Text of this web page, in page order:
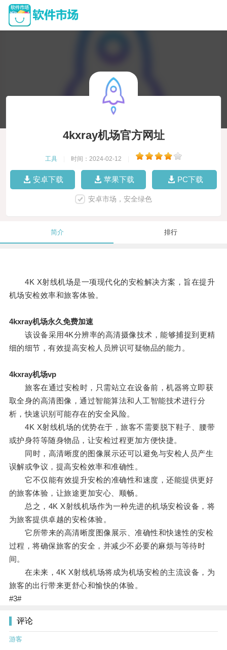
4kxray机场官方网址
工具 时间：2024-02-12
安卓下载 苹果下载 PC下载
安卓市场，安全绿色
简介 排行
4K X射线机场是一项现代化的安检解决方案，旨在提升
机场安检效率和旅客体验。
4kxray机场永久免费加速
该设备采用4K分辨率的高清摄像技术，能够捕捉到更精
细的细节，有效提高安检人员辨识可疑物品的能力。
4kxray机场vp
旅客在通过安检时，只需站立在设备前，机器将立即获
取全身的高清图像，通过智能算法和人工智能技术进行分
析，快速识别可能存在的安全风险。
4K X射线机场的优势在于，旅客不需要脱下鞋子、腰带
或护身符等随身物品，让安检过程更加方便快捷。
同时，高清晰度的图像展示还可以避免与安检人员产生
误解或争议，提高安检效率和准确性。
它不仅能有效提升安检的准确性和速度，还能提供更好
的旅客体验，让旅途更加安心、顺畅。
总之，4K X射线机场作为一种先进的机场安检设备，将
为旅客提供卓越的安检体验。
它所带来的高清晰度图像展示、准确性和快速性的安检
过程，将确保旅客的安全，并减少不必要的麻烦与等待时
间。
在未来，4K X射线机场将成为机场安检的主流设备，为
旅客的出行带来更舒心和愉快的体验。
#3#
评论
游客